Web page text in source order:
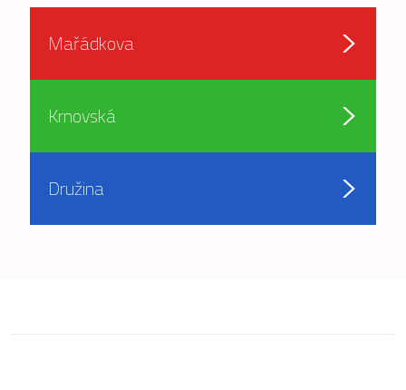
Mařádkova
Krnovská
Družina